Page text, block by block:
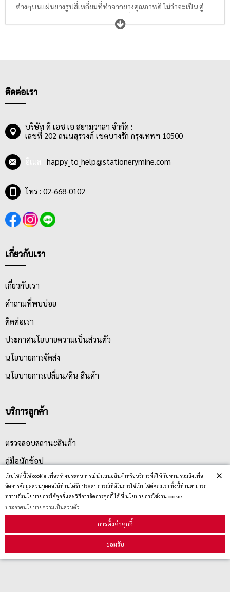
เว็ปไซต์นี้ใช้ cookie เพื่อสร้างประสบการณ์นำเสนอสินค้าหรือบริการที่ดีให้กับท่าน รวมถึงเพื่อ
จัดการข้อมูลส่วนบุคคลให้ท่านได้รับประสบการณ์ที่ดีในการใช้เว็ปไซต์ของเรา ทั้งนี้ท่านสามารถ
ทราบถึงนโยบายการใช้คุกกี้และวิธีการจัดการคุกกี้ ได้ ที่ นโยบายการใช้งาน cookie
ประกาศนโยบายความเป็นส่วนตัว
การตั้งค่าคุกกี้
ยอมรับ
×
ต่างๆบนแผ่นยางรูปสี่เหลี่ยมที่ทำจากยางคุณภาพดี ไม่ว่าจะเป็น คู่
ฉบับ, จ่ายเงินแล้ว, จ่ายแล้ว, ด่วน, ด่วนที่สุด, ด่วนมาก, ต้นฉบับ, ตรวจ
แล้ว, ตรวจแล้วถูกต้อง, ยกเลิก, รับเงินแล้ว, รับแล้ว, รับรองสำเนาถูก
สีแดง ใช้สำหรับประทับข้อความลงบนงานหรือเอกสาร ใช้ในการ
วันที่ ทำให้ผู้ใช้งานส่วนใหญ่มีทั้งองค์กร หน่วยงานราชการ
รัฐวิสาหกิจ ผู้บริหาร ผู้จัดการออฟฟิต และเจ้าของธุรกิจทั้งขนาดเล็ก
ตรายางหมึกในตัวที่ดีนั้น ควรมีวัสดุที่แข็งแรง คงทน ทนทานต่อการใช้
งาน, ด้ามจับ กระชับ จับถนัดมือ ไม่เล็กหรือใหญ่จนเกินไป และตัวปั๊ม
ทำจากเส้นยาง เกรดดี ไม่สึกหรอได้ง่าย อีกทั้งมีลายเส้นคมชัด สามารถ
อ่านได้ชัดเจน นอกจากนั้นน้ำหมึกภายในตรายางนั้น จะต้องสามารถ
ติดต่อเรา
บริษัท ดี เอช เอ สยามวาลา จำกัด :
เลขที่ 202 ถนนสุรวงศ์ เขตบางรัก กรุงเทพฯ 10500
happy_to_help@stationerymine.com
โทร : 02-668-0102
เกี่ยวกับเรา
เกี่ยวกับเรา
คำถามที่พบบ่อย
ติดต่อเรา
ประกาศนโยบายความเป็นส่วนตัว
นโยบายการจัดส่ง
นโยบายการเปลี่ยน/คืน สินค้า
บริการลูกค้า
ตรวจสอบสถานะสินค้า
คู่มือนักช้อป
วิธีลบคุกกี้
สมัครรับข่าวสาร
รับข่าวสาร